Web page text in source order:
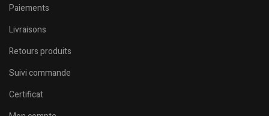
Paiements
Livraisons
Retours produits
Suivi commande
Certificat